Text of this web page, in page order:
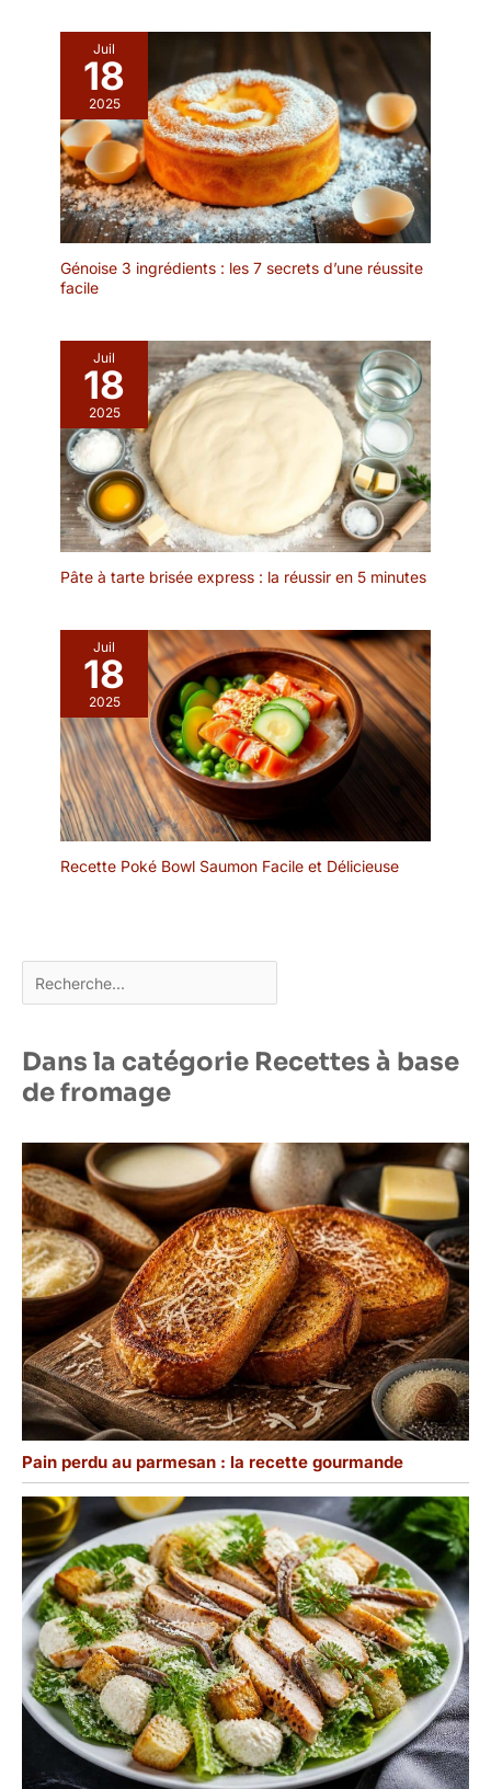
déversements de
liquides. Impressionnez
sans saleté : Fatigué de
frotter et de tremper ?
Chaque plateau
alimentaire possède une
couche résistante aux
taches, ce qui le rend
permet de garder la
et placez cet ensemble
de vaisselle au lave-
vaisselle ou nettoyez-le
simplement avec un peu
d'eau savonneuse.
Multifonctionnel : avec
un grain attrayant, cette
belle assiette à l'aspect
naturel apporte une
touche chaleureuse et
riche à toute table ou
Utilisez-le dans votre
cuisine pour la
décoration, comme
assiette pour les fêtes,
buffets, barbecues, tout
événement. Ce plateau
est parfait pour le dîner,
le pain, les fruits, le
gâteau, les olives, les
comme centre de table
𝐓𝐀𝐏𝐀𝐒 𝐄𝐓
𝐆𝐎𝐔𝐑𝐌𝐀𝐍𝐃𝐈𝐒𝐄𝐒 -
Plateau de service
multifonctionnel en
bambou pour tapas,
fromages, charcuterie et
fruits, idéal pour recevoir.
𝐂𝐎𝐍𝐒𝐓𝐑𝐔𝐂𝐓𝐈𝐎𝐍 𝐄𝐍 𝐁𝐎𝐈𝐒
𝐃𝐄 𝐁𝐀𝐌𝐁𝐎𝐔
É𝐂𝐎𝐋𝐎𝐆𝐈𝐐𝐔𝐄 𝐃𝐄 𝐇𝐀𝐔𝐓𝐄
𝐐𝐔𝐀𝐋𝐈𝐓É - Plateau de
alliant durabilité et
élégance pour la
présentation des plats.
𝐋𝐄 𝐂𝐎𝐅𝐅𝐑𝐄𝐓 𝐂𝐀𝐃𝐄𝐀𝐔
𝐃𝐄 𝐅𝐑𝐎𝐌𝐀𝐆𝐄𝐒 𝐏𝐀𝐑𝐅𝐀𝐈𝐓
𝐏𝐎𝐔𝐑 𝐓𝐎𝐔𝐓𝐄𝐒 𝐋𝐄𝐒
𝐎𝐂𝐂𝐀𝐒𝐈𝐎𝐍𝐒 - Élégant
plateau à fromages avec
couvercle, parfait pour
mariage ou un cadeau de
𝐈𝐍𝐍𝐎𝐕𝐀𝐍𝐓𝐄 𝐀𝐕𝐄𝐂
𝐄𝐒𝐏𝐀𝐂𝐄
𝐒𝐔𝐏𝐏𝐋É𝐌𝐄𝐍𝐓𝐀𝐈𝐑𝐄 𝐏𝐎𝐔𝐑
𝐋𝐄 𝐏𝐋𝐀𝐓 𝐃𝐄 𝐒𝐄𝐑𝐕𝐈𝐂𝐄 -
Plateau de service avec
une étagère
supplémentaire pour
séparer les différents
aliments et tout garder
bien rangé, pour recevoir
en toute simplicité.
Juil
18
2025
Génoise 3 ingrédients : les 7 secrets d’une réussite
facile
Juil
18
2025
Pâte à tarte brisée express : la réussir en 5 minutes
Juil
18
2025
Recette Poké Bowl Saumon Facile et Délicieuse
Rechercher
Dans la catégorie Recettes à base
de fromage
Pain perdu au parmesan : la recette gourmande